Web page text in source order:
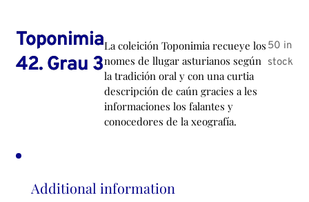
Toponimia
42. Grau 3
La coleición Toponimia recueye los
nomes de llugar asturianos según
la tradición oral y con una curtia
descripción de caún gracies a les
informaciones los falantes y
conocedores de la xeografía.
50 in
stock
Additional information